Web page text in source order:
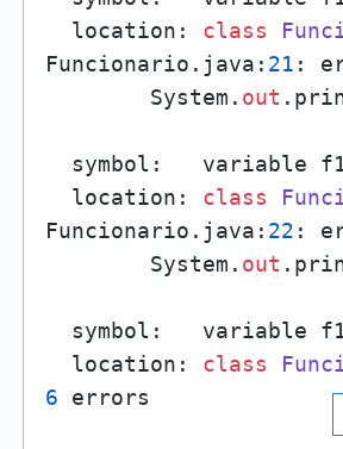
  location:
class
Funcionario.java: 21 :
        System.
out
symbol:   variable
  location:
class
Funcionario.java: 22 :
        System.
out
symbol:   variable
  location:
class
6 errors